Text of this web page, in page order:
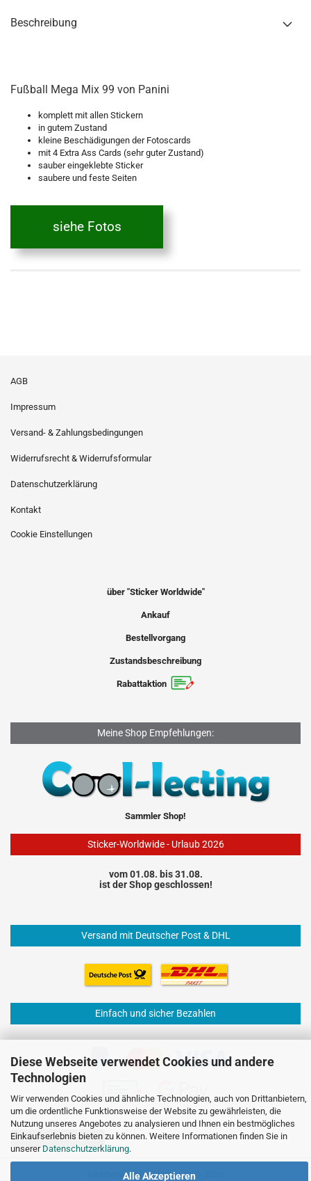
Diese Webseite verwendet Cookies und andere
Technologien
Wir verwenden Cookies und ähnliche Technologien, auch von Drittanbietern,
um die ordentliche Funktionsweise der Website zu gewährleisten, die
Nutzung unseres Angebotes zu analysieren und Ihnen ein bestmögliches
Einkaufserlebnis bieten zu können. Weitere Informationen finden Sie in
unserer Datenschutzerklärung.
Alle Akzeptieren
Beschreibung
Fußball Mega Mix 99 von Panini
komplett mit allen Stickern
in gutem Zustand
kleine Beschädigungen der Fotoscards
mit 4 Extra Ass Cards (sehr guter Zustand)
sauber eingeklebte Sticker
saubere und feste Seiten
siehe Fotos
AGB
Impressum
Versand- & Zahlungsbedingungen
Widerrufsrecht & Widerrufsformular
Datenschutzerklärung
Kontakt
Cookie Einstellungen
über "Sticker Worldwide"
Ankauf
Bestellvorgang
Zustandsbeschreibung
Rabattaktion
Meine Shop Empfehlungen:
Sammler Shop!
Sticker-Worldwide - Urlaub 2026
vom 01.08. bis 31.08.
ist der Shop geschlossen!
Versand mit Deutscher Post & DHL
Einfach und sicher Bezahlen
Vertrag widerrufen
Internetshopby Gambio.de © 2026